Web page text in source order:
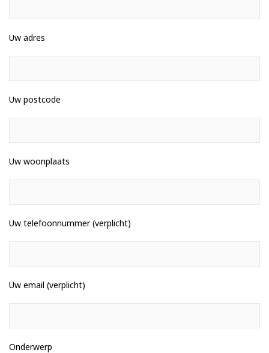
Uw adres
Uw postcode
Uw woonplaats
Uw telefoonnummer (verplicht)
Uw email (verplicht)
Onderwerp